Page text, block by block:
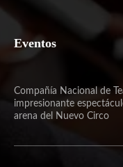
Eventos
Compañía Nacional de
impresionante
arena del Nuevo Circo